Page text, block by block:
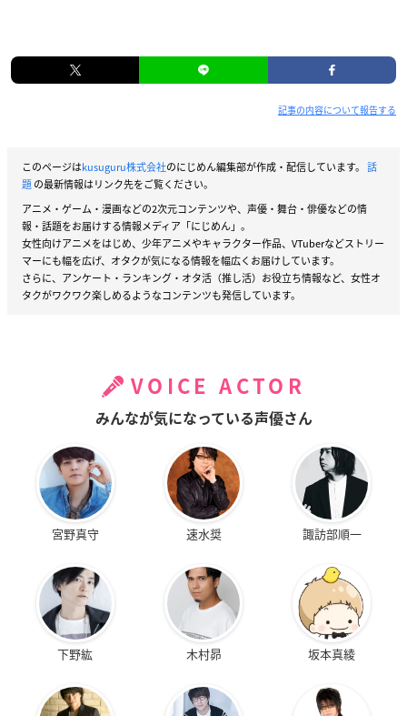
記事の内容について報告する
このページはkusuguru株式会社のにじめん編集部が作成・配信しています。 話
題の最新情報はリンク先をご覧ください。
アニメ・ゲーム・漫画などの2次元コンテンツや、声優・舞台・俳優などの情
報・話題をお届けする情報メディア「にじめん」。
女性向けアニメをはじめ、少年アニメやキャラクター作品、VTuberなどストリー
マーにも幅を広げ、オタクが気になる情報を幅広くお届けしています。
さらに、アンケート・ランキング・オタ活（推し活）お役立ち情報など、女性オ
タクがワクワク楽しめるようなコンテンツも発信しています。
VOICE ACTOR
みんなが気になっている声優さん
宮野真守 速水奨 諏訪部順一
下野紘 木村昴 坂本真綾